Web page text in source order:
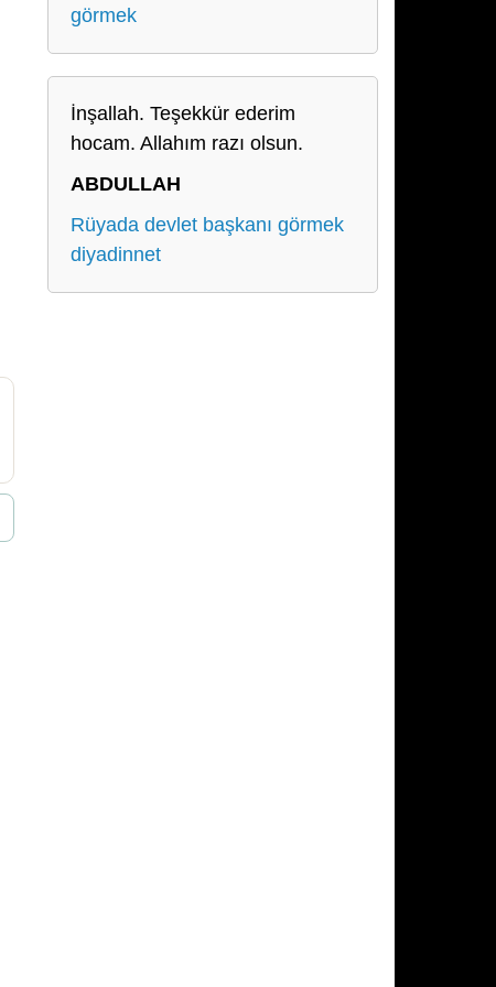
görmek
İnşallah. Teşekkür ederim
hocam. Allahım razı olsun.
ABDULLAH
Rüyada devlet başkanı görmek
diyadinnet